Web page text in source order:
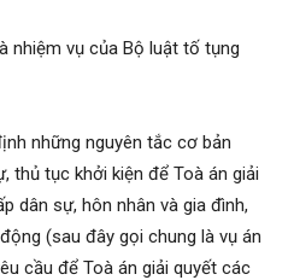
nhiệm vụ của Bộ luật tố tụng
những nguyên tắc cơ bản
thủ tục khởi kiện để Toà án giải
dân sự, hôn nhân và gia đình,
(sau đây gọi chung là vụ án
cầu để Toà án giải quyết các